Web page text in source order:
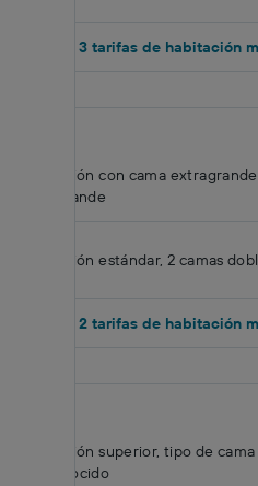
Mostrar 3 tarifas de habitación
Habitación con cama
extragrande
Habitación estándar, 2 camas
Mostrar 2 tarifas de habitación
Habitación superior, tipo de cama
desconocido